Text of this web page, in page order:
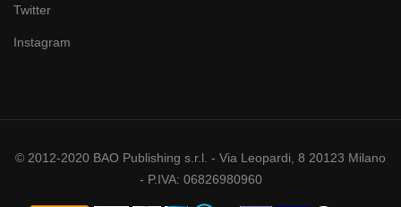
Twitter
Instagram
© 2012-2020 BAO Publishing s.r.l. - Via Leopardi, 8 20123 Milano
- P.IVA: 06826980960